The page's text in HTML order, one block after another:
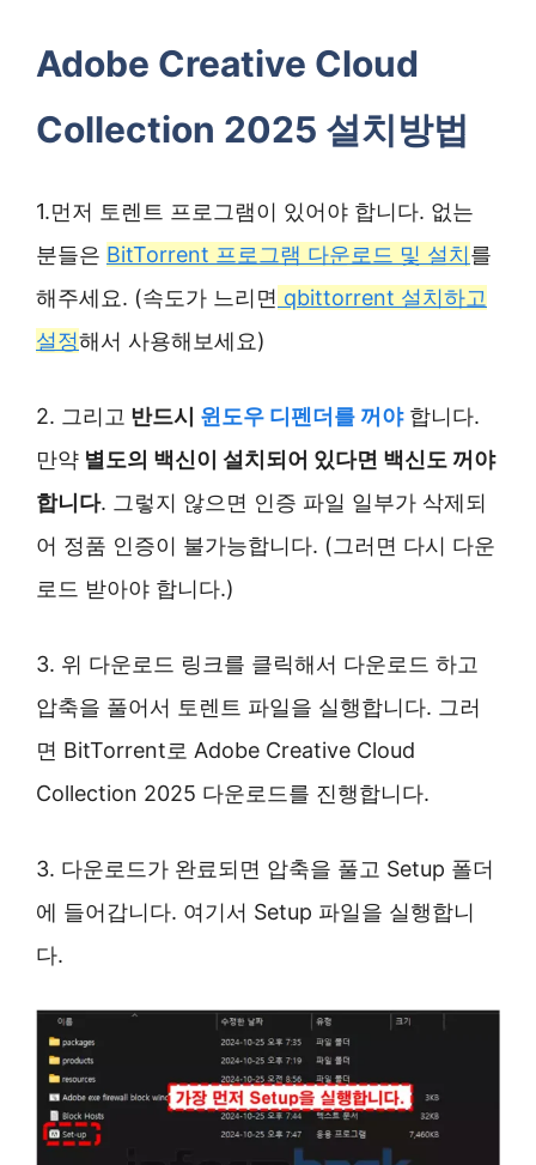
Adobe Creative Cloud
Collection 2025 설치방법
1.먼저 토렌트 프로그램이 있어야 합니다. 없는
분들은 BitTorrent 프로그램 다운로드 및 설치를
해주세요. (속도가 느리면 qbittorrent 설치하고
설정해서 사용해보세요)
2. 그리고 반드시 윈도우 디펜더를 꺼야합니다.
만약 별도의 백신이 설치되어 있다면 백신도 꺼야
합니다. 그렇지 않으면 인증 파일 일부가 삭제되
어 정품 인증이 불가능합니다. (그러면 다시 다운
로드 받아야 합니다.)
3. 위 다운로드 링크를 클릭해서 다운로드 하고
압축을 풀어서 토렌트 파일을 실행합니다. 그러
면 BitTorrent로 Adobe Creative Cloud
Collection 2025 다운로드를 진행합니다.
3. 다운로드가 완료되면 압축을 풀고 Setup 폴더
에 들어갑니다. 여기서 Setup 파일을 실행합니
다.